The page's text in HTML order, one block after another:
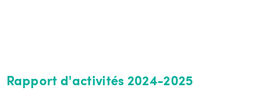
Rapport d'activités 2024-2025